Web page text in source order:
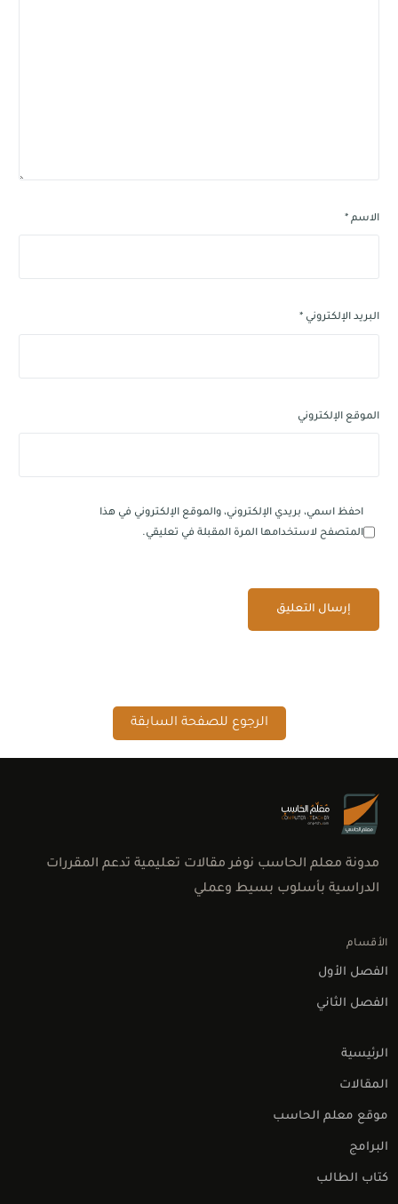
الاسم*
البريد الإلكتروني *
الموقع الإلكتروني
احفظ اسمي، بريدي الإلكتروني، والموقع الإلكتروني في هذا
المتصفح لاستخدامها المرة المقبلة في تعليقي.
الرجوع للصفحة السابقة
مدونة معلم الحاسب نوفر مقالات تعليمية تدعم المقررات
الدراسية بأسلوب بسيط وعملي
الأقسام
الفصل الأول
الفصل الثاني
الرئيسية
المقالات
موقع معلم الحاسب
البرامج
كتاب الطالب